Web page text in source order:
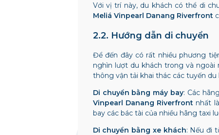
Với vị trí này, du khách có thể di
Meliá Vinpearl Danang Riverfront
2.2. Hướng dẫn di chuyển
Để đến đây có rất nhiều phương
nghìn lượt du khách trong và
thông vận tải khai thác các tuyến du
Di chuyển bằng máy bay: Các
Vinpearl Danang Riverfront nhất
bay các bác tài của nhiều hãng taxi
Di chuyển bằng xe khách: Nếu đi